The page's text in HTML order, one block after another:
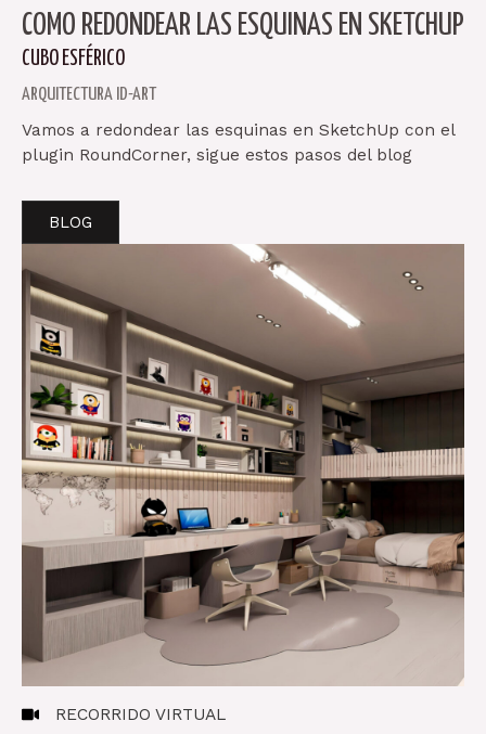
COMO REDONDEAR LAS ESQUINAS EN SKETCHUP
CUBO ESFÉRICO
ARQUITECTURA ID-ART
Vamos a redondear las esquinas en SketchUp con el
plugin RoundCorner, sigue estos pasos del blog
BLOG
RECORRIDO VIRTUAL